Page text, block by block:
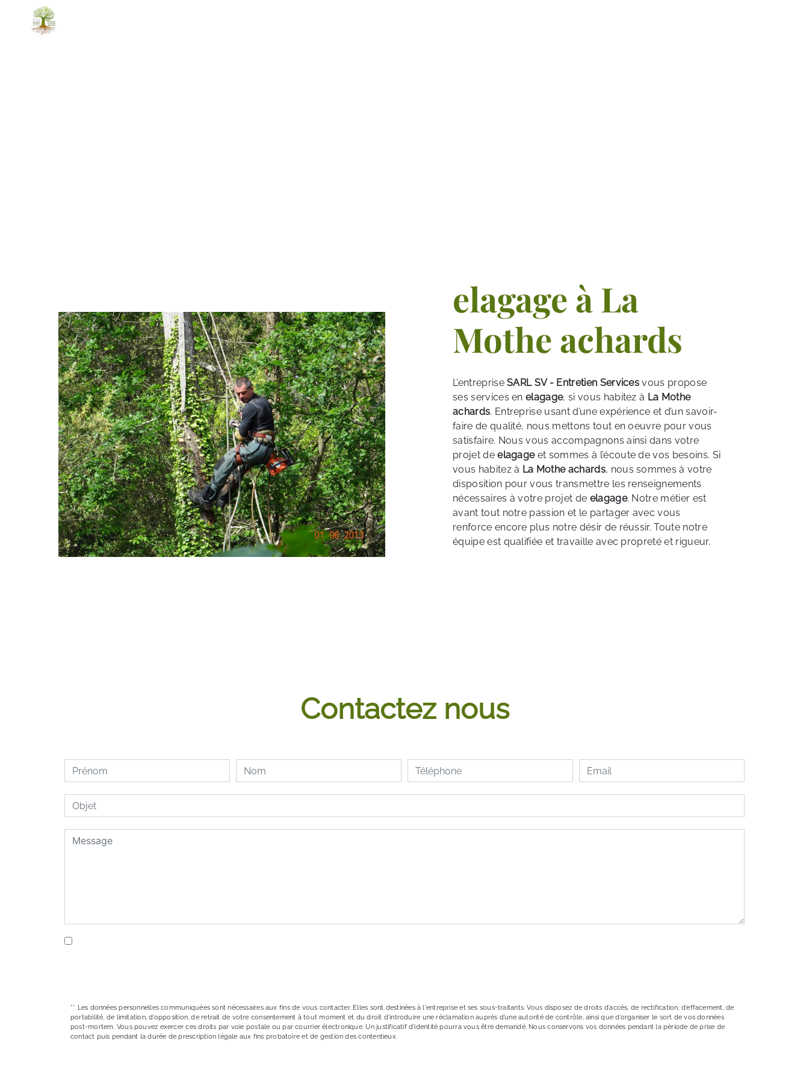
elagage à La
Mothe achards
L’entrepriseSARL SV - Entretien Services vous propose
ses services enelagage, si vous habitez à La Mothe
achards. Entreprise usant d’une expérience et d’un savoir-
faire de qualité, nous mettons tout en oeuvre pour vous
satisfaire. Nous vous accompagnons ainsi dans votre
projet deelagageet sommes à l’écoute de vos besoins. Si
vous habitez à La Mothe achards, nous sommes à votre
disposition pour vous transmettre les renseignements
nécessaires à votre projet de elagage. Notre métier est
avant tout notre passion et le partager avec vous
renforce encore plus notre désir de réussir. Toute notre
équipe est qualifiée et travaille avec propreté et rigueur.
Contactez nous
** Les données personnelles communiquées sont nécessaires aux fins de vous contacter. Elles sont destinées à l'entreprise et ses sous-traitants. Vous disposez de droits d’accès, de rectification, d’effacement, de
portabilité, de limitation, d’opposition, de retrait de votre consentement à tout moment et du droit d’introduire une réclamation auprès d’une autorité de contrôle, ainsi que d’organiser le sort de vos données
post-mortem. Vous pouvez exercer ces droits par voie postale ou par courrier électronique. Un justificatif d'identité pourra vous être demandé. Nous conservons vos données pendant la période de prise de
contact puis pendant la durée de prescription légale aux fins probatoire et de gestion des contentieux.